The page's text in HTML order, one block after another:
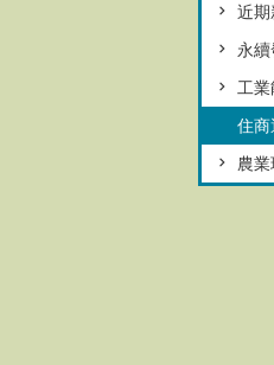
近期
永續
工業
住商
農業